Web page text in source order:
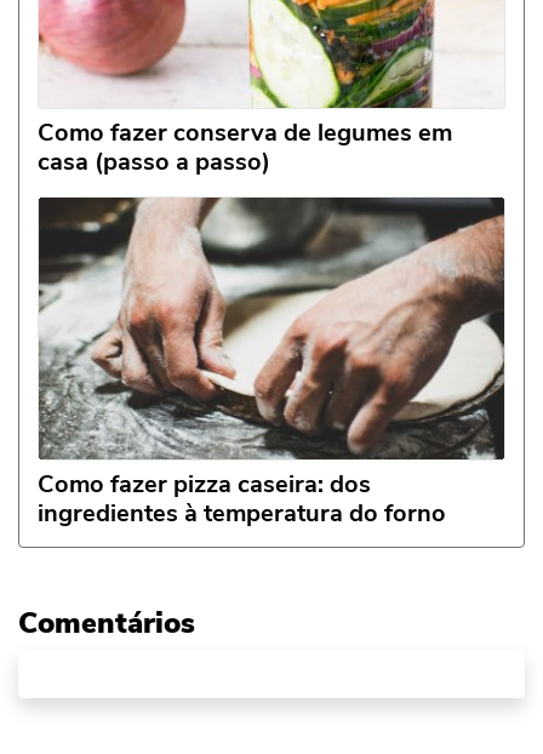
Como fazer conserva de legumes em
casa (passo a passo)
Como fazer pizza caseira: dos
ingredientes à temperatura do forno
Comentários